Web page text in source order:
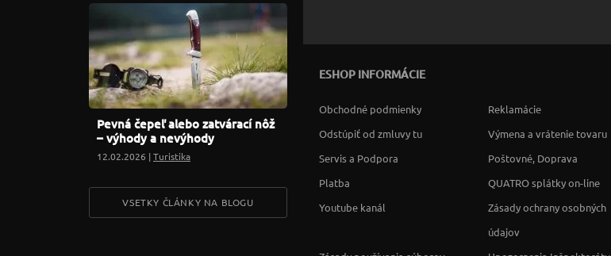
Pevná čepeľ alebo zatvárací nôž
– výhody a nevýhody
12.02.2026 |Turistika
VSETKY ČLÁNKY NA BLOGU
ESHOP INFORMÁCIE
Obchodné podmienky
Reklamácie
Odstúpiť od zmluvy tu
Výmena a vrátenie tovaru
Servis a Podpora
Poštovné, Doprava
Platba
QUATRO splátky on-line
Youtube kanál
Zásady ochrany osobných
údajov